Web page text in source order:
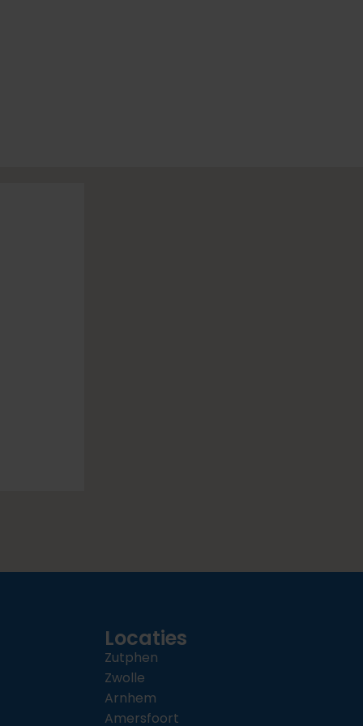
Locaties
Zutphen
Zwolle
Arnhem
Amersfoort